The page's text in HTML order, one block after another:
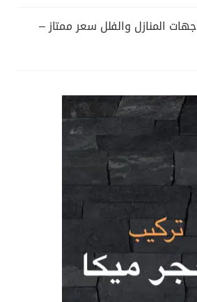
المنازل والفلل سعر ممتاز –